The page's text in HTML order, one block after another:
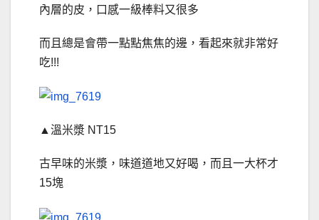
內層的皮，口感一級棒料又很多
而且總是會帶一點點焦焦的邊，看起來就非常好
吃!!!
▲溫米漿 NT15
古早味的米漿，味道道地又好喝，而且一大杯才
15塊